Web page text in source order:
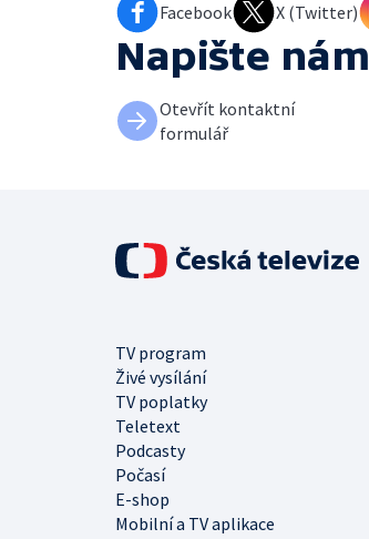
Facebook X (Twitter)
Napište nám
Otevřít kontaktní
formulář
TV program
Živé vysílání
TV poplatky
Teletext
Podcasty
Počasí
E-shop
Mobilní a TV aplikace